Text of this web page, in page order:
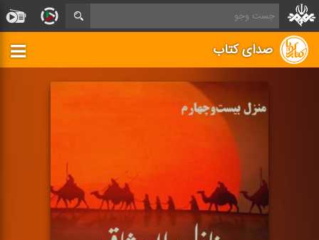
صدای کتاب